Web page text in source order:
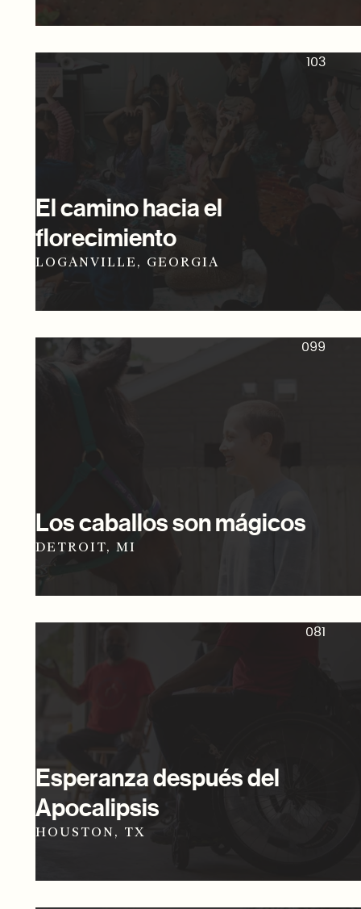
103
El camino hacia el
florecimiento
LOGANVILLE, GEORGIA
099
Los caballos son mágicos
DETROIT, MI
081
Esperanza después del
Apocalipsis
HOUSTON, TX